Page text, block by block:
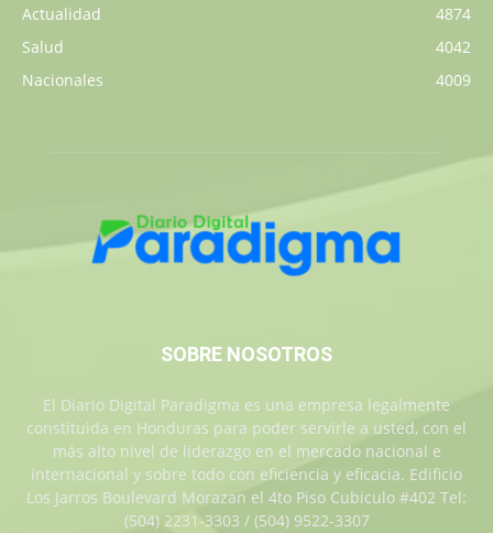
Actualidad
4874
Salud
4042
Nacionales
4009
SOBRE NOSOTROS
El Diario Digital Paradigma es una empresa legalmente
constituida en Honduras para poder servirle a usted, con el
más alto nivel de liderazgo en el mercado nacional e
internacional y sobre todo con eficiencia y eficacia. Edificio
Los Jarros Boulevard Morazan el 4to Piso Cubiculo #402 Tel:
(504) 2231-3303 / (504) 9522-3307